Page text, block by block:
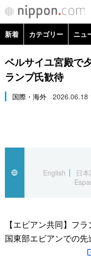
カテゴリー
経済・ビジネス
国際
文化
トップ
アーカイブ
In-depth
Japan Data
動画/Live
新着 カテゴリー ニュ
政治・外交
経済・ビジネス
スポーツ・東京2020
ベルサイユ宮殿で
ランプ氏歓待
国際・海外 2026.06.18
English
日
【エビアン共同】フ
国東部エビアンでの